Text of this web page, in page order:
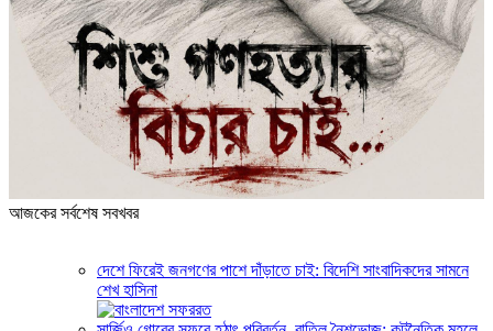
আজকের সর্বশেষ সবখবর
দেশে ফিরেই জনগণের পাশে দাঁড়াতে চাই: বিদেশি সাংবাদিকদের সামনে
শেখ হাসিনা